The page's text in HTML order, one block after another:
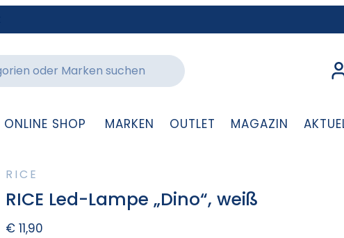
ONLINE SHOP MARKEN OUTLET MAGAZIN
RICE
RICE Led-Lampe „Dino“, weiß
€ 11,90